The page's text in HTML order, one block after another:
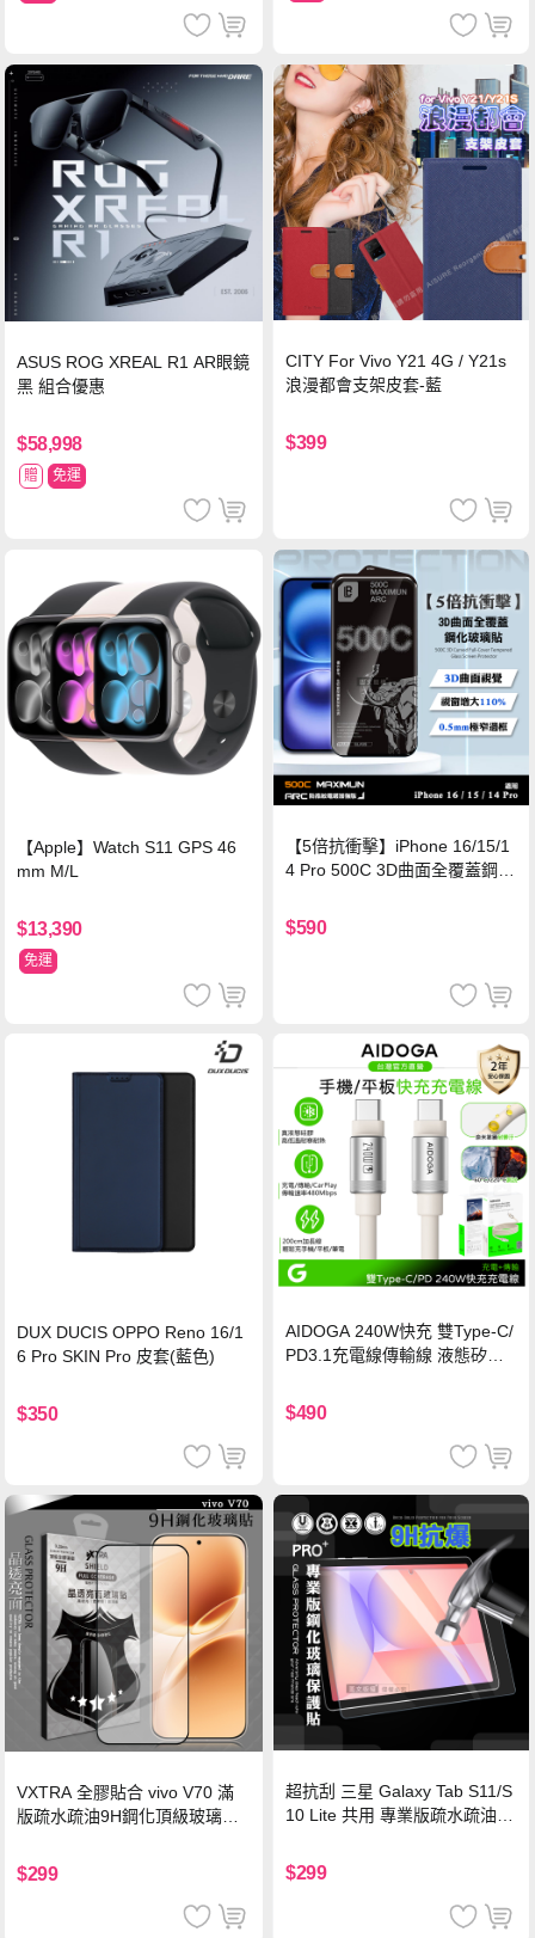
ASUS ROG XREAL R1 AR眼鏡
黑 組合優惠
$58,998
贈 免運
CITY For Vivo Y21 4G / Y21s
浪漫都會支架皮套-藍
$399
【Apple】Watch S11 GPS 46
mm M/L
$13,390
免運
【5倍抗衝擊】iPhone 16/15/1
4 Pro 500C 3D曲面全覆蓋鋼化
保護貼
$590
DUX DUCIS OPPO Reno 16/1
6 Pro SKIN Pro 皮套(藍色)
$350
AIDOGA 240W快充 雙Type-C/
PD3.1充電線傳輸線 液態矽膠
機/平板/筆電
$490
VXTRA 全膠貼合 vivo V70 滿
版疏水疏油9H鋼化頂級玻璃貼
$299
超抗刮 三星 Galaxy Tab S11/S
10 Lite 共用 專業版疏水疏油9
$299